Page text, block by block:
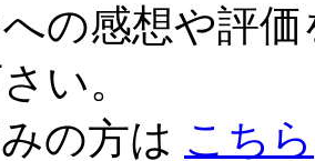
の感想や評価
い。
の方は こちら